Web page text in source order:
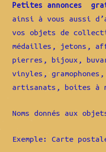
Petites annonces
ainsi à vous aussi
vos objets de
médailles, jetons,
pierres, bijoux,
vinyles,
artisanats, boites à
Noms donnés aux
Exemple: Carte